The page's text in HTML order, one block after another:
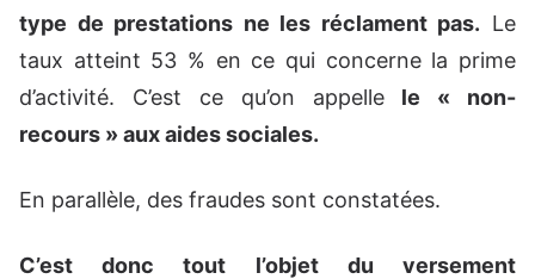
type de prestations ne les réclament pas. Le
taux atteint 53 % en ce qui concerne la prime
d’activité. C’est ce qu’on appelle le « non-
recours » aux aides sociales.
En parallèle, des fraudes sont constatées.
C’est donc tout l’objet du versement